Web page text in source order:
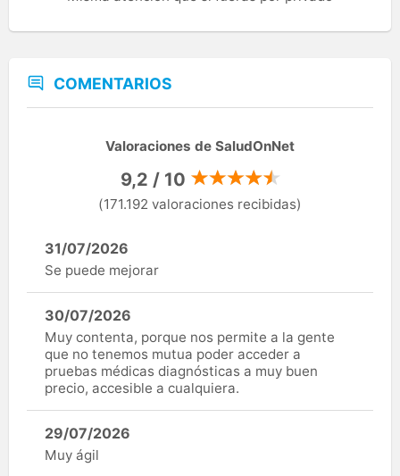
COMENTARIOS
Valoraciones de SaludOnNet
9,2 / 10
(171.192 valoraciones recibidas)
31/07/2026
Se puede mejorar
30/07/2026
Muy contenta, porque nos permite a la gente
que no tenemos mutua poder acceder a
pruebas médicas diagnósticas a muy buen
precio, accesible a cualquiera.
29/07/2026
Muy ágil